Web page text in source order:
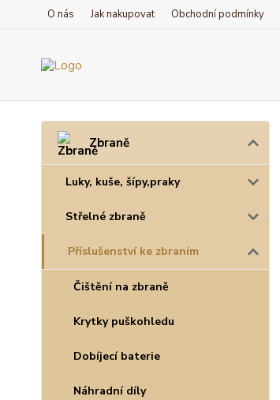
O nás Jak nakupovat Obchodní podmínky
Zbraně
Luky, kuše, šípy,praky
Střelné zbraně
Příslušenství ke zbraním
Čištění na zbraně
Krytky puškohledu
Dobíjecí baterie
Náhradní díly